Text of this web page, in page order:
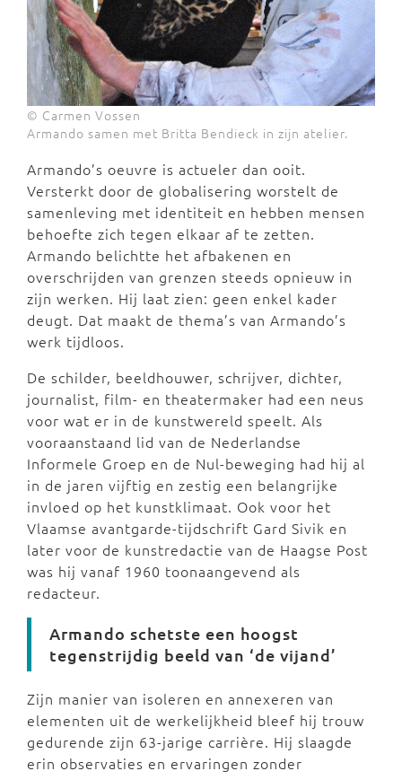
© Carmen Vossen
Armando samen met Britta Bendieck in zijn atelier.
Armando’s oeuvre is actueler dan ooit.
Versterkt door de globalisering worstelt de
samenleving met identiteit en hebben mensen
behoefte zich tegen elkaar af te zetten.
Armando belichtte het afbakenen en
overschrijden van grenzen steeds opnieuw in
zijn werken. Hij laat zien: geen enkel kader
deugt. Dat maakt de thema’s van Armando’s
werk tijdloos.
De schilder, beeldhouwer, schrijver, dichter,
journalist, film- en theatermaker had een neus
voor wat er in de kunstwereld speelt. Als
vooraanstaand lid van de Nederlandse
Informele Groep en de Nul-beweging had hij al
in de jaren vijftig en zestig een belangrijke
invloed op het kunstklimaat. Ook voor het
Vlaamse avantgarde-tijdschrift Gard Sivik en
later voor de kunstredactie van de Haagse Post
was hij vanaf 1960 toonaangevend als
redacteur.
Armando schetste een hoogst
tegenstrijdig beeld van ‘de vijand’
Zijn manier van isoleren en annexeren van
elementen uit de werkelijkheid bleef hij trouw
gedurende zijn 63-jarige carrière. Hij slaagde
erin observaties en ervaringen zonder